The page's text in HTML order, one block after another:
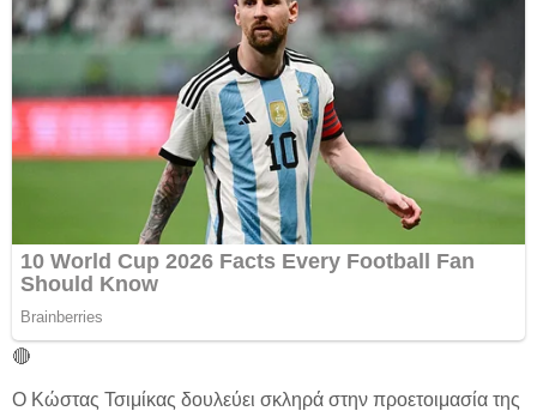
🔴
Ο Κώστας Τσιμίκας δουλεύει σκληρά στην προετοιμασία της